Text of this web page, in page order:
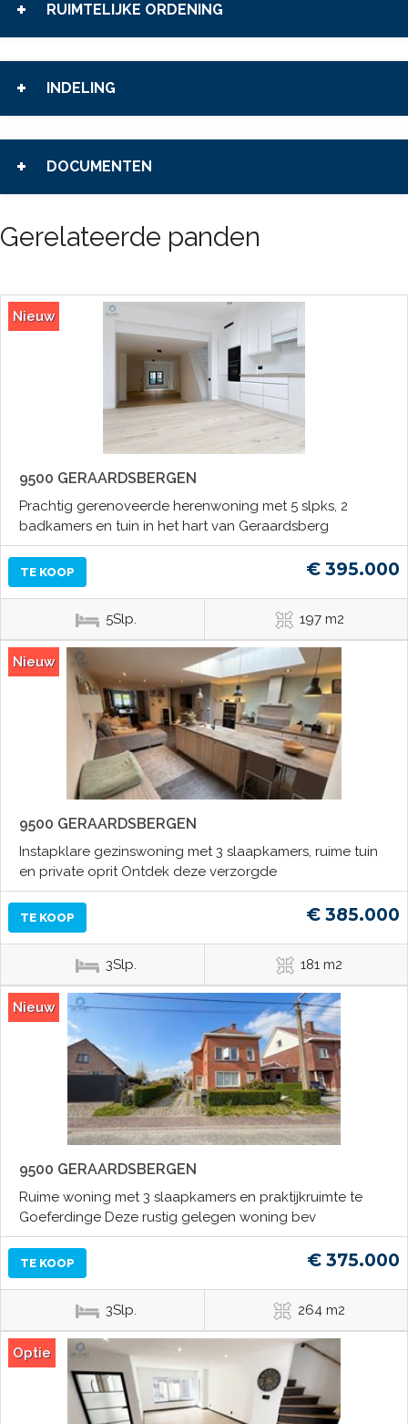
RUIMTELIJKE ORDENING
INDELING
DOCUMENTEN
Gerelateerde panden
Nieuw
9500 GERAARDSBERGEN
Prachtig gerenoveerde herenwoning met 5 slpks, 2
badkamers en tuin in het hart van Geraardsberg
TE KOOP € 395.000
5Slp. 197 m2
Nieuw
9500 GERAARDSBERGEN
Instapklare gezinswoning met 3 slaapkamers, ruime tuin
en private oprit Ontdek deze verzorgde
TE KOOP € 385.000
3Slp. 181 m2
Nieuw
9500 GERAARDSBERGEN
Ruime woning met 3 slaapkamers en praktijkruimte te
Goeferdinge Deze rustig gelegen woning bev
TE KOOP € 375.000
3Slp. 264 m2
Optie